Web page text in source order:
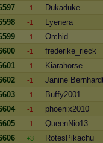
-1
Dukaduke
-1
Lyenera
-1
Orchid
-1
frederike_rieck
-1
Kiarahorse
-1
Janine
-1
Buffy2001
-1
phoenix2010
-1
QueenNio13
+3
RotesPikachu